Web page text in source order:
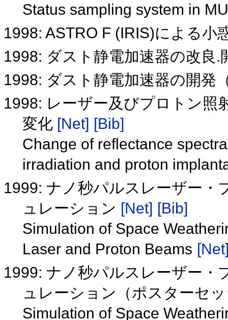
Status sampling system in
1998: ASTRO F (IRIS)による小
1998: ダスト静電加速器の改良.
1998: ダスト静電加速器の開発
1998: レーザー及びプロトン照
変化 [Net] [Bib]
Change of reflectance
irradiation and proton
1999: ナノ秒パルスレーザー・
ュレーション [Net] [Bib]
Simulation of Space
Laser and Proton Beams
1999: ナノ秒パルスレーザー・
ュレーション（ポスターセ
Simulation of Space